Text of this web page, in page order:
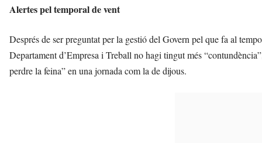
Alertes pel temporal de vent
Després de ser preguntat per la gestió del Govern pel que fa al
Departament d’Empresa i Treball no hagi tingut més
perdre la feina” en una jornada com la de dijous.